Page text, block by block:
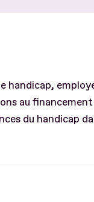
handicap,
au
du handicap